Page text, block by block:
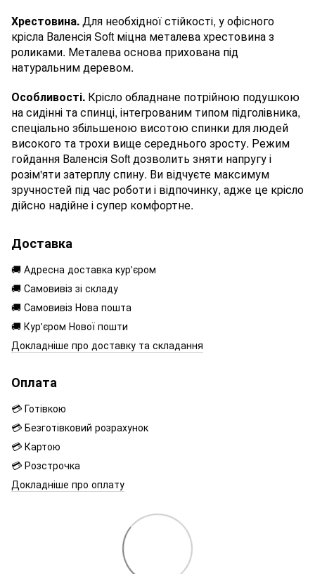
Хрестовина.Для необхідної стійкості, у офісного
крісла Валенсія Soft міцна металева хрестовина з
роликами. Металева основа прихована під
натуральним деревом.
Особливості. Крісло обладнане потрійною подушкою
на сидінні та спинці, інтегрованим типом підголівника,
спеціально збільшеною висотою спинки для людей
високого та трохи вище середнього зросту. Режим
гойдання Валенсія Soft дозволить зняти напругу і
розім'яти затерплу спину. Ви відчуєте максимум
зручностей під час роботи і відпочинку, адже це крісло
дійсно надійне і супер комфортне.
Доставка
🚚 Адресна доставка кур'єром
🚚 Самовивіз зі складу
🚚 Самовивіз Нова пошта
🚚 Кур'єром Нової пошти
Докладніше про доставку та складання
Оплата
💳 Готівкою
💳 Безготівковий розрахунок
💳 Картою
💳 Розстрочка
Докладніше про оплату